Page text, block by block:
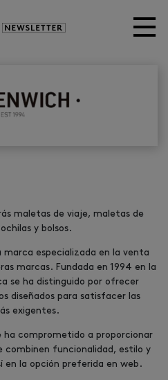
Newsletter
maletas de viaje, maletas de
y bolsos.
marca especializada en la venta
marcas. Fundada en 1994 en la
se ha distinguido por ofrecer
diseñados para satisfacer las
exigentes.
ha comprometido a proporcionar
combinen funcionalidad, estilo y
en la opción preferida en web.